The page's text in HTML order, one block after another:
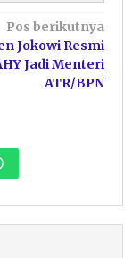
Pos berikutnya
Jokowi Resmi
Jadi Menteri
ATR/BPN